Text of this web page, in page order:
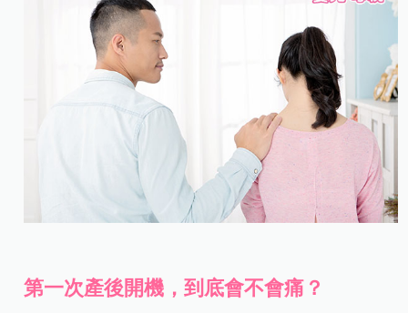
第一次產後開機，到底會不會痛？